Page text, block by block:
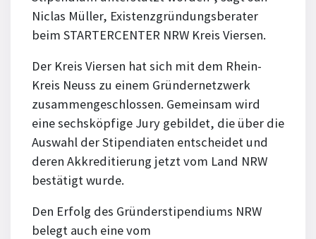
Niclas Müller, Existenzgründungsberater
beim STARTERCENTER NRW Kreis Viersen.
Der Kreis Viersen hat sich mit dem Rhein-
Kreis Neuss zu einem Gründernetzwerk
zusammengeschlossen. Gemeinsam wird
eine sechsköpfige Jury gebildet, die über die
Auswahl der Stipendiaten entscheidet und
deren Akkreditierung jetzt vom Land NRW
bestätigt wurde.
Den Erfolg des Gründerstipendiums NRW
belegt auch eine vom